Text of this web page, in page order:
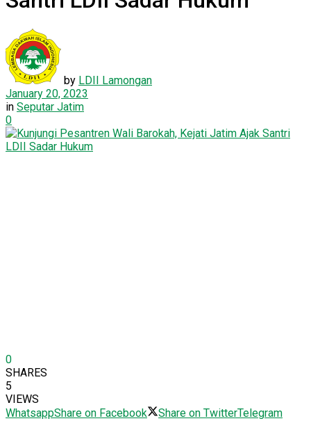
by LDII Lamongan
January 20, 2023
in Seputar Jatim
0
0
SHARES
5
VIEWS
WhatsappShare on Facebook Share on TwitterTelegram